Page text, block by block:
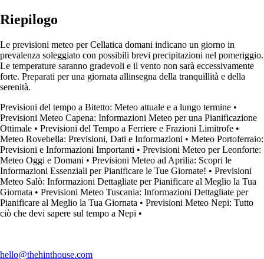
Riepilogo
Le previsioni meteo per Cellatica domani indicano un giorno in
prevalenza soleggiato con possibili brevi precipitazioni nel pomeriggio.
Le temperature saranno gradevoli e il vento non sarà eccessivamente
forte. Preparati per una giornata allinsegna della tranquillità e della
serenità.
Previsioni del tempo a Bitetto: Meteo attuale e a lungo termine •
Previsioni Meteo Capena: Informazioni Meteo per una Pianificazione
Ottimale • Previsioni del Tempo a Ferriere e Frazioni Limitrofe •
Meteo Rovebella: Previsioni, Dati e Informazioni • Meteo Portoferraio:
Previsioni e Informazioni Importanti • Previsioni Meteo per Leonforte:
Meteo Oggi e Domani • Previsioni Meteo ad Aprilia: Scopri le
Informazioni Essenziali per Pianificare le Tue Giornate! • Previsioni
Meteo Salò: Informazioni Dettagliate per Pianificare al Meglio la Tua
Giornata • Previsioni Meteo Tuscania: Informazioni Dettagliate per
Pianificare al Meglio la Tua Giornata • Previsioni Meteo Nepi: Tutto
ciò che devi sapere sul tempo a Nepi •
hello@thehinthouse.com